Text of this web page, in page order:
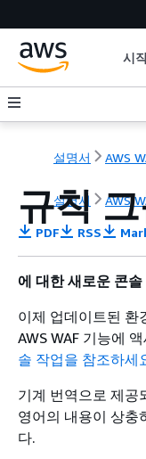
시
설명서 AWS
설명서 AWS
규칙
PDF RSS
에 대한 새로운 콘
이제 업데이트된 환
AWS WAF 기능에
솔 작업을 참조하세
기계 번역으로 제공
영어의 내용이 상충
다.